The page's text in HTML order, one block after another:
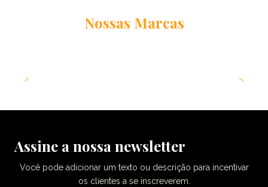
Nossas Marcas
Assine a nossa newsletter
Você pode adicionar um texto ou descrição para incentivar
os clientes a se inscreverem.